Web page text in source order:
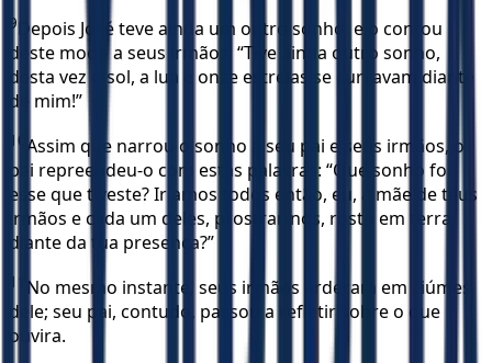
9
Depois José teve ainda um outro sonho, e o contou
deste modo a seus irmãos: “Tive ainda outro sonho,
desta vez o sol, a lua e onze estrelas se curvavam diante
de mim!”
10 Assim que narrou o sonho a seu pai e seus irmãos, o
pai repreendeu-o com estas palavras: “Que sonho foi
esse que tiveste? Iríamos todos então, eu, a mãe de teus
irmãos e cada um deles, prostrar-nos, rosto em terra,
diante da tua presença?”
11
No mesmo instante, seus irmãos arderam em ciúmes
dele; seu pai, contudo, passou a refletir sobre o que
ouvira.